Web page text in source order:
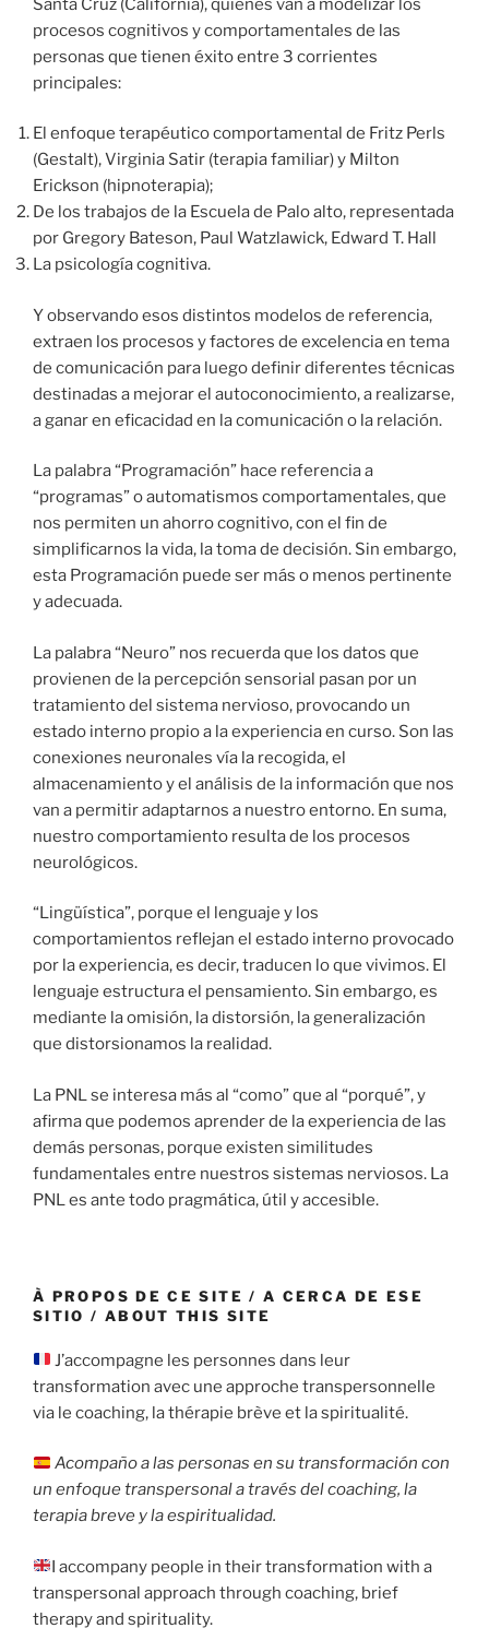
Santa Cruz (California), quienes van a modelizar los
procesos cognitivos y comportamentales de las
personas que tienen éxito entre 3 corrientes
principales:
El enfoque terapéutico comportamental de Fritz Perls
(Gestalt), Virginia Satir (terapia familiar) y Milton
Erickson (hipnoterapia);
De los trabajos de la Escuela de Palo alto, representada
por Gregory Bateson, Paul Watzlawick, Edward T. Hall
La psicología cognitiva.
Y observando esos distintos modelos de referencia,
extraen los procesos y factores de excelencia en tema
de comunicación para luego definir diferentes técnicas
destinadas a mejorar el autoconocimiento, a realizarse,
a ganar en eficacidad en la comunicación o la relación.
La palabra “Programación” hace referencia a
“programas” o automatismos comportamentales, que
nos permiten un ahorro cognitivo, con el fin de
simplificarnos la vida, la toma de decisión. Sin embargo,
esta Programación puede ser más o menos pertinente
y adecuada.
La palabra “Neuro” nos recuerda que los datos que
provienen de la percepción sensorial pasan por un
tratamiento del sistema nervioso, provocando un
estado interno propio a la experiencia en curso. Son las
conexiones neuronales vía la recogida, el
almacenamiento y el análisis de la información que nos
van a permitir adaptarnos a nuestro entorno. En suma,
nuestro comportamiento resulta de los procesos
neurológicos.
“Lingüística”, porque el lenguaje y los
comportamientos reflejan el estado interno provocado
por la experiencia, es decir, traducen lo que vivimos. El
lenguaje estructura el pensamiento. Sin embargo, es
mediante la omisión, la distorsión, la generalización
que distorsionamos la realidad.
La PNL se interesa más al “como” que al “porqué”, y
afirma que podemos aprender de la experiencia de las
demás personas, porque existen similitudes
fundamentales entre nuestros sistemas nerviosos. La
PNL es ante todo pragmática, útil y accesible.
À PROPOS DE CE SITE / A CERCA DE ESE
SITIO / ABOUT THIS SITE
J’accompagne les personnes dans leur
transformation avec une approche transpersonnelle
via le coaching, la thérapie brève et la spiritualité.
Acompaño a las personas en su transformación con
un enfoque transpersonal a través del coaching, la
terapia breve y la espiritualidad.
I accompany people in their transformation with a
transpersonal approach through coaching, brief
therapy and spirituality.